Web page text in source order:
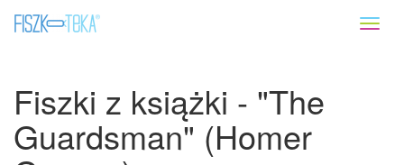
Fiszki z książki - "The
Guardsman" (Homer